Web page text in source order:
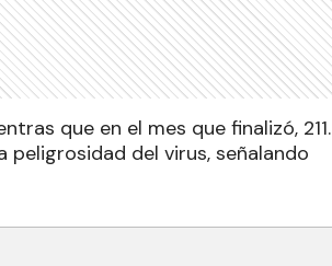
que en el mes que finalizó, 211.
peligrosidad del virus, señalando